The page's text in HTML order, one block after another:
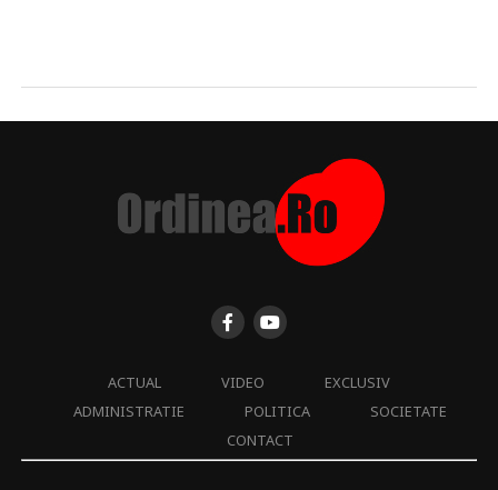
ACTUAL VIDEO
EXCLUSIV
ADMINISTRATIE
POLITICA
SOCIETATE
CONTACT